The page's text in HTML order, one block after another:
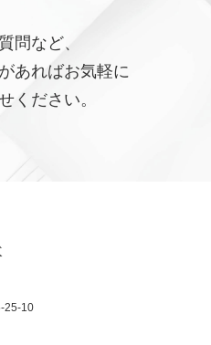
問など、
あればお気軽に
ください。
25-10